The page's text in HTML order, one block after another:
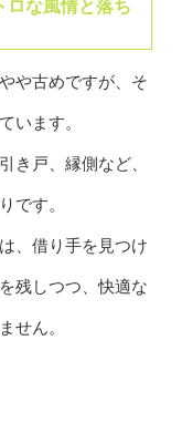
な風情と落ち
や古めですが、そ
います。
き戸、縁側など、
です。
、借り手を見つけ
残しつつ、快適な
せん。